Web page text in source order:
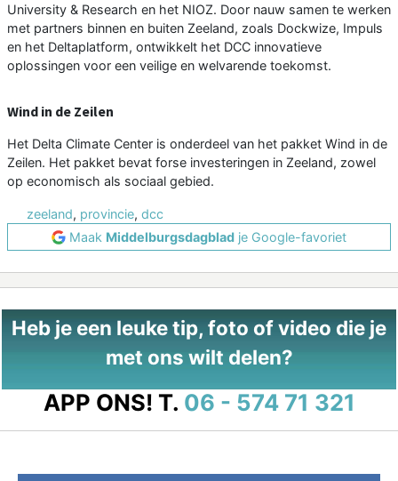
University & Research en het NIOZ. Door nauw samen te werken
met partners binnen en buiten Zeeland, zoals Dockwize, Impuls
en het Deltaplatform, ontwikkelt het DCC innovatieve
oplossingen voor een veilige en welvarende toekomst.
Wind in de Zeilen
Het Delta Climate Center is onderdeel van het pakket Wind in de
Zeilen. Het pakket bevat forse investeringen in Zeeland, zowel
op economisch als sociaal gebied.
zeeland, provincie, dcc
Maak Middelburgsdagblad je Google-favoriet
Heb je een leuke tip, foto of video die je
met ons wilt delen?
APP ONS! T. 06 - 574 71 321